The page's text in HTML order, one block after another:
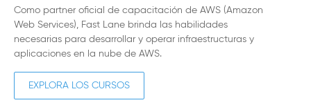
Como partner oficial de capacitación de AWS (Amazon
Web Services), Fast Lane brinda las habilidades
necesarias para desarrollar y operar infraestructuras y
aplicaciones en la nube de AWS.
EXPLORA LOS CURSOS